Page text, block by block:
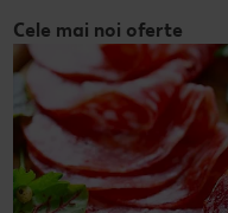
Cele mai noi oferte